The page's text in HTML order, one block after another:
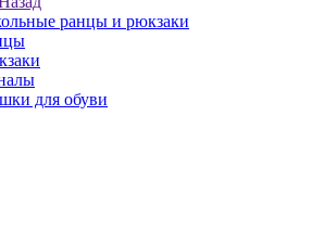
ранцы и рюкзаки
для обуви